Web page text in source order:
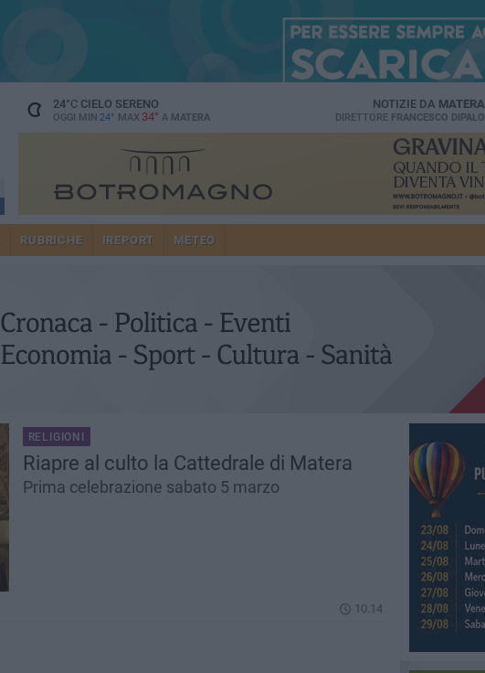
24°CCIELO SERENO
OGGI MIN 24° MAX 34° A MATERA
NOTIZIE DA MATERA
DIRETTORE FRANCESCO DIPALO
RUBRICHE IREPORT METEO
RELIGIONI
Riapre al culto la Cattedrale di Matera
Prima celebrazione sabato 5 marzo
10.14